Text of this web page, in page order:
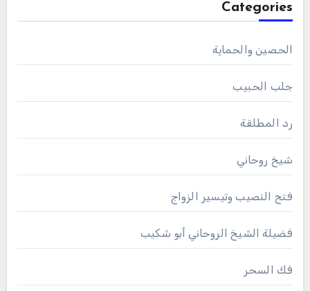
Categories
الحصين والحماية
جلب الحبيب
رد المطلقة
شيخ روحاني
فتح النصيب وتيسير الزواج
فضيلة الشيخ الروحاني أبو شكيب
فك السحر